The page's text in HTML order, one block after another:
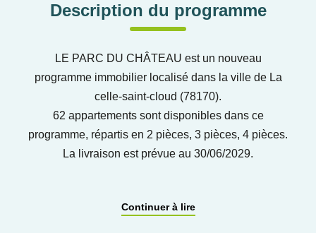
Description du programme
LE PARC DU CHÂTEAU est un nouveau
programme immobilier localisé dans la ville de La
celle-saint-cloud (78170).
62 appartements sont disponibles dans ce
programme, répartis en 2 pièces, 3 pièces, 4 pièces.
La livraison est prévue au 30/06/2029.
Continuer à lire